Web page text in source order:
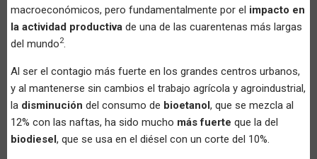
macroeconómicos, pero fundamentalmente por el impacto en
la actividad productiva de una de las cuarentenas más largas
del mundo2.
Al ser el contagio más fuerte en los grandes centros urbanos,
y al mantenerse sin cambios el trabajo agrícola y agroindustrial,
la disminución del consumo de bioetanol, que se mezcla al
12% con las naftas, ha sido mucho más fuerte que la del
biodiesel, que se usa en el diésel con un corte del 10%.